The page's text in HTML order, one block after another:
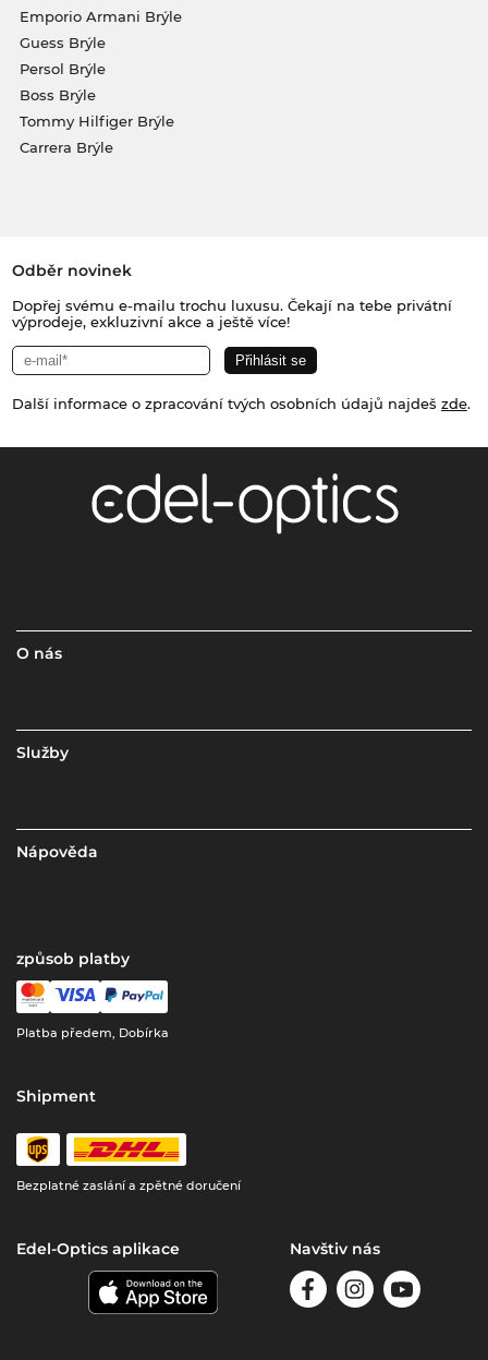
Emporio Armani Brýle
Guess Brýle
Persol Brýle
Boss Brýle
Tommy Hilfiger Brýle
Carrera Brýle
Odběr novinek
Dopřej svému e-mailu trochu luxusu. Čekají na tebe privátní
výprodeje, exkluzivní akce a ještě více!
Další informace o zpracování tvých osobních údajů najdeš zde.
O nás
Služby
Nápověda
způsob platby
Platba předem, Dobírka
Shipment
Bezplatné zaslání a zpětné doručení
Edel-Optics aplikace Navštiv nás